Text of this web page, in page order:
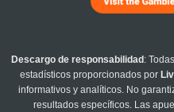
Descargo de responsabilidad :
estadísticos proporcionados por
informativos y analíticos. No
resultados específicos. Las